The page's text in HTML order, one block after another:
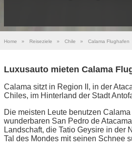
Home » Reiseziele » Chile » Calama Flughafen
Luxusauto mieten Calama
Calama sitzt in Region II, in der
Chiles, im Hinterland der Stadt
Die meisten Leute benutzen Calama
wunderbaren San Pedro de
Landschaft, die Tatio Geysire in der
Tal des Mondes mit seinen Schnee